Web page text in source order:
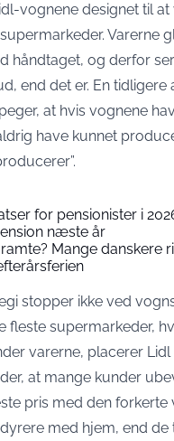
vognene designet til at
Varerne
håndtaget, og derfor ser
end det er. En tidligere
at hvis vognene
have kunnet
for pensionister i
næste år
Mange danskere
stopper ikke ved
fleste supermarkeder,
varerne, placerer
at mange kunder
pris med den forkerte
med hjem, end de